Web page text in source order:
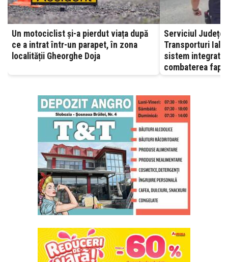
Un motociclist și-a pierdut viața după
ce a intrat într-un parapet, în zona
localității Gheorghe Doja
Serviciul
Transporturi Ialomița –
sistem integrat,
combaterea